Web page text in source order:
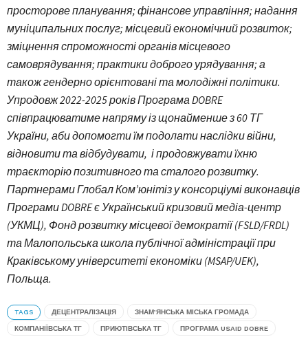
просторове планування; фінансове управління; надання
муніципальних послуг; місцевий економічний розвиток;
зміцнення спроможності органів місцевого
самоврядування; практики доброго урядування; а
також гендерно орієнтовані та молодіжні політики.
Упродовж 2022-2025 років Програма DOBRE
співпрацюватиме напряму із щонайменше з 60 ТГ
України, аби допомогти їм подолати наслідки війни,
відновити та відбудувати, і продовжувати їхню
траєкторію позитивного та сталого розвитку.
Партнерами Глобал Ком’юнітіз у консорціумі виконавців
Програми DOBRE є Український кризовий медіа-центр
(УКМЦ), Фонд розвитку місцевої демократії (FSLD/FRDL)
та Малопольська школа публічної адміністрації при
Краківському університеті економіки (MSAP/UEK),
Польща.
TAGS ДЕЦЕНТРАЛІЗАЦІЯ ЗНАМ’ЯНСЬКА МІСЬКА ГРОМАДА
КОМПАНІЇВСЬКА ТГ ПРИЮТІВСЬКА ТГ ПРОГРАМА USAID DOBRE